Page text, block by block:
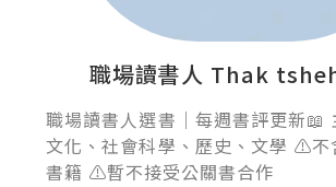
職場讀書人 Thak
職場讀書人選書｜每週書評更新📖
文化、社會科學、歷史、文學 ⚠️不
書籍 ⚠️暫不接受公關書合作